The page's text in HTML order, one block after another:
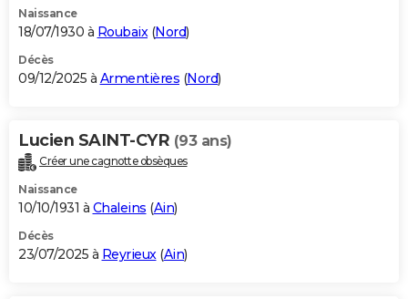
Naissance
18/07/1930 à Roubaix(Nord)
Décès
09/12/2025 à Armentières (Nord)
Lucien SAINT-CYR (93 ans)
Créer une cagnotte obsèques
Naissance
10/10/1931 à Chaleins (Ain)
Décès
23/07/2025 à Reyrieux(Ain)